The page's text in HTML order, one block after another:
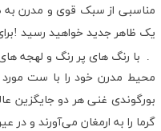
تشک
مناسبی از سبک قوی و مدرن به
یک ظاهر جدید خواهید رسید !
محیط مدرن خود را با ست مورد
بورگوندی غنی هر دو جایگزین
گرما را به ارمغان می‌آورند و